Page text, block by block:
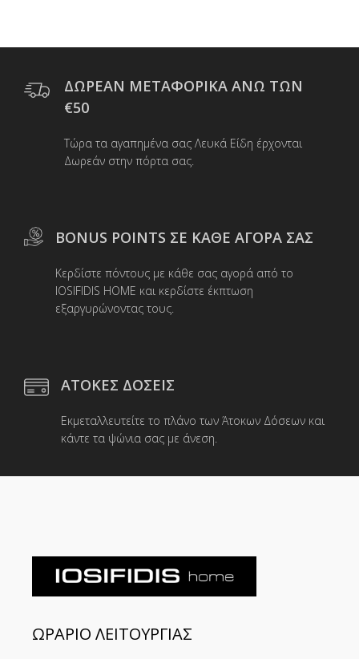
ΔΩΡΕΑΝ ΜΕΤΑΦΟΡΙΚΑ ΑΝΩ ΤΩΝ
€50
Τώρα τα αγαπημένα σας Λευκά Είδη έρχονται
Δωρεάν στην πόρτα σας.
BONUS POINTS ΣΕ ΚΑΘΕ ΑΓΟΡΑ ΣΑΣ
Κερδίστε πόντους με κάθε σας αγορά από το
IOSIFIDIS HOME και κερδίστε έκπτωση
εξαργυρώνοντας τους.
ΑΤΟΚΕΣ ΔΟΣΕΙΣ
Εκμεταλλευτείτε το πλάνο των Άτοκων Δόσεων και
κάντε τα ψώνια σας με άνεση.
ΩΡΑΡΙΟ ΛΕΙΤΟΥΡΓΙΑΣ